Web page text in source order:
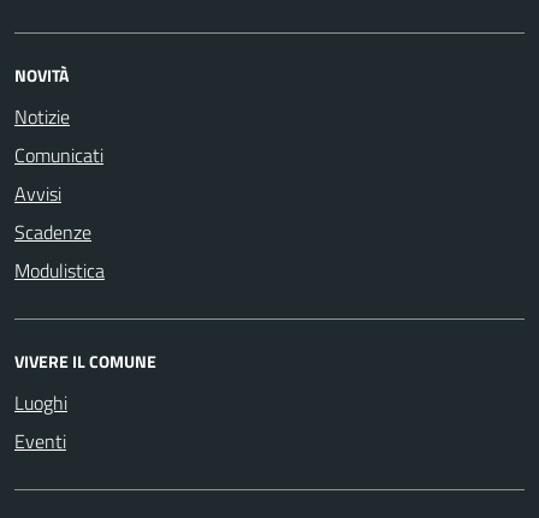
NOVITÀ
Notizie
Comunicati
Avvisi
Scadenze
Modulistica
VIVERE IL COMUNE
Luoghi
Eventi